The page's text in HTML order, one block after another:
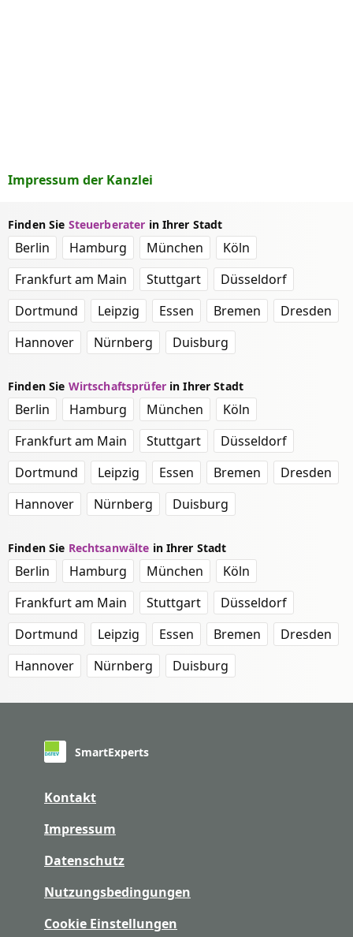
Impressum der Kanzlei
Finden Sie Steuerberater in Ihrer Stadt
Berlin Hamburg München
Köln
Frankfurt am Main
Stuttgart
Düsseldorf
Dortmund
Leipzig Essen Bremen
Dresden
Hannover
Nürnberg Duisburg
Finden Sie Wirtschaftsprüferin Ihrer Stadt
Berlin Hamburg München
Köln
Frankfurt am Main
Stuttgart
Düsseldorf
Dortmund
Leipzig Essen Bremen
Dresden
Hannover
Nürnberg Duisburg
Finden Sie Rechtsanwälte in Ihrer Stadt
Berlin Hamburg München
Köln
Frankfurt am Main
Stuttgart
Düsseldorf
Dortmund
Leipzig Essen Bremen
Dresden
Hannover
Nürnberg Duisburg
SmartExperts
Kontakt
Impressum
Datenschutz
Nutzungsbedingungen
Cookie Einstellungen